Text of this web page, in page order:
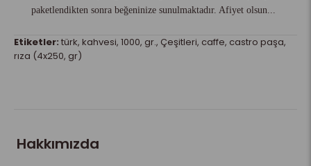
paketlendikten sonra beğeninize sunulmaktadır. Afiyet olsun...
Etiketler: türk, kahvesi, 1000, gr., Çeşitleri, caffe, castro paşa,
rıza (4x250, gr)
Hakkımızda